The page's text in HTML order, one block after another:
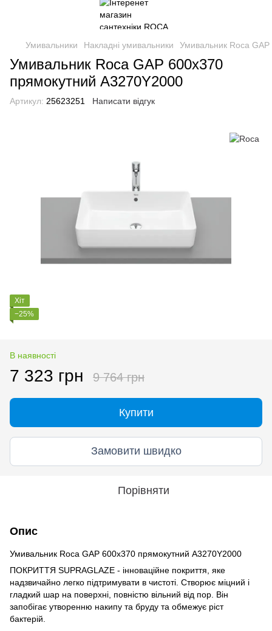
Умивальники Накладні умивальники Умивальник Roca
Умивальник Roca GAP 600x370
прямокутний A3270Y2000
Артикул: 25623251 Написати відгук
Хіт
−25%
В наявності
7 323 грн 9 764 грн
Купити
Замовити швидко
Порівняти
Опис
Умивальник Roca GAP 600x370 прямокутний A3270Y2000
ПОКРИТТЯ SUPRAGLAZE - інноваційне покриття, яке
надзвичайно легко підтримувати в чистоті. Створює міцний і
гладкий шар на поверхні, повністю вільний від пор. Він
запобігає утворенню накипу та бруду та обмежує ріст
бактерій.